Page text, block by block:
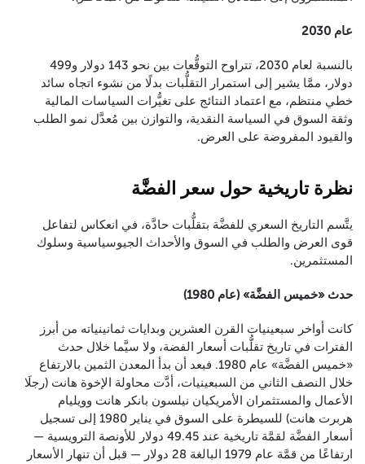
عام 2030
بالنسبة لعام 2030، تتراوح التوقُّعات بين نحو 143 دولار و499
دولار، ممَّا يشير إلى استمرار التقلُّبات بدلًا من نشوء اتجاه سائد
خطي منتظم، مع اعتماد النتائج على تغيُّرات السياسات المالية
وثقة السوق في السياسة النقدية، والتوازن بين مُعدَّل نمو الطلب
والقيود المفروضة على العرض.
نظرة تاريخية حول سعر الفضَّة
يتَّسم التاريخ السعري للفضَّة بتقلُّبات حادَّة، في انعكاس لتفاعل
قوى العرض والطلب في السوق والأحداث الجيوسياسية وسلوك
المستثمرين.
حدث «خميس الفضَّة» (عام 1980)
كانت أواخر سبعينيات القرن العشرين وبدايات ثمانينياته من أبرز
الفترات في تاريخ تقلُّبات أسعار الفضة، ولا سيَّما خلال حدث
«خميس الفضَّة» عام 1980. فبعد أن بدأ المعدن الثمين بالارتفاع
خلال النصف الثاني من السبعينيات، أدَّت محاولة الإخوة هانت (رجلَا
الأعمال والمستثمران الأمريكيان نيلسون بانكر هانت وويليام
هربرت هانت) للسيطرة على السوق في يناير 1980 إلى تسجيل
أسعار الفضَّة لقمَّة تاريخية عند 49.45 دولار للأونصة الترويسية —
ارتفاعًا من قمَّة عام 1979 البالغة 28 دولار — قبل أن تنهار الأسعار